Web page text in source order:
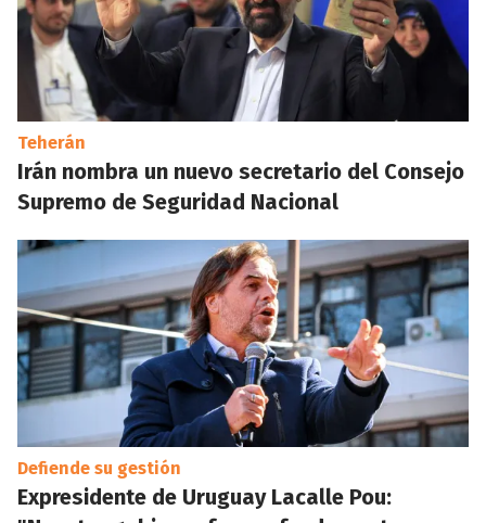
Teherán
Irán nombra un nuevo secretario del Consejo
Supremo de Seguridad Nacional
Defiende su gestión
Expresidente de Uruguay Lacalle Pou: